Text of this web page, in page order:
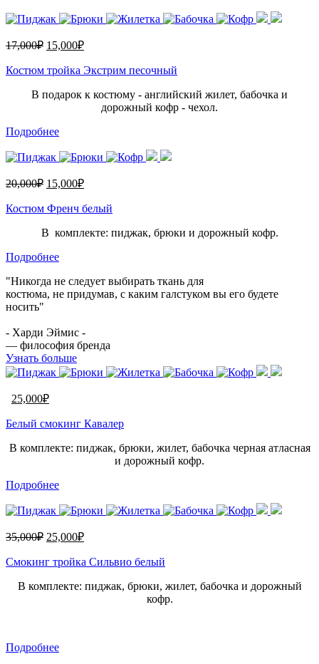
17,000₽ 15,000₽
Костюм тройка Экстрим песочный
В подарок к костюму - английский жилет, бабочка и
дорожный кофр - чехол.
Подробнее
20,000₽ 15,000₽
Костюм Френч белый
В комплекте: пиджак, брюки и дорожный кофр.
Подробнее
"Никогда не следует выбирать ткань для
костюма, не придумав, с каким галстуком вы его будете
носить"
- Харди Эймис -
— философия бренда
Узнать больше
25,000₽
Белый смокинг Кавалер
В комплекте: пиджак, брюки, жилет, бабочка черная атласная
и дорожный кофр.
Подробнее
35,000₽ 25,000₽
Смокинг тройка Сильвио белый
В комплекте: пиджак, брюки, жилет, бабочка и дорожный
кофр.
Подробнее